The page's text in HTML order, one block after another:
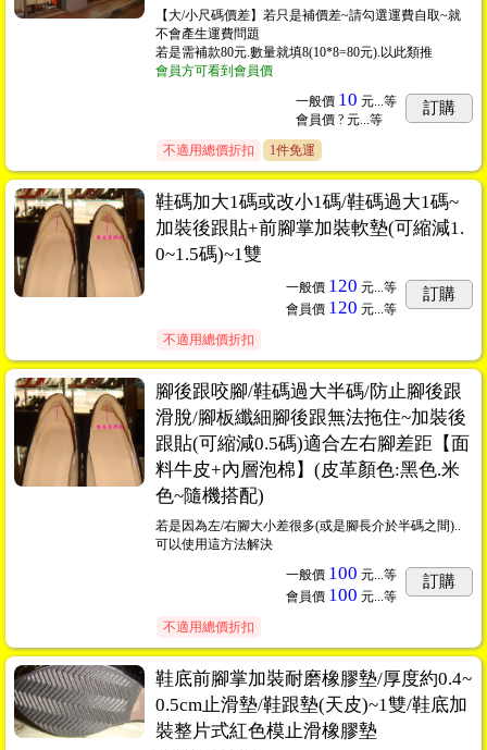
【大/小尺碼價差】若只是補價差~請勾選運費自取~就
不會產生運費問題
若是需補款80元.數量就填8(10*8=80元).以此類推
會員方可看到會員價
一般價 10 元...等
會員價 ? 元...等
訂購
不適用總價折扣 1件免運
鞋碼加大1碼或改小1碼/鞋碼過大1碼~
加裝後跟貼+前腳掌加裝軟墊(可縮減1.
0~1.5碼)~1雙
一般價 120 元...等
會員價 120 元...等
訂購
不適用總價折扣
腳後跟咬腳/鞋碼過大半碼/防止腳後跟
滑脫/腳板纖細腳後跟無法拖住~加裝後
跟貼(可縮減0.5碼)適合左右腳差距【面
料牛皮+內層泡棉】(皮革顏色:黑色.米
色~隨機搭配)
若是因為左/右腳大小差很多(或是腳長介於半碼之間)..
可以使用這方法解決
一般價 100 元...等
會員價 100 元...等
訂購
不適用總價折扣
鞋底前腳掌加裝耐磨橡膠墊/厚度約0.4~
0.5cm止滑墊/鞋跟墊(天皮)~1雙/鞋底加
裝整片式紅色模止滑橡膠墊